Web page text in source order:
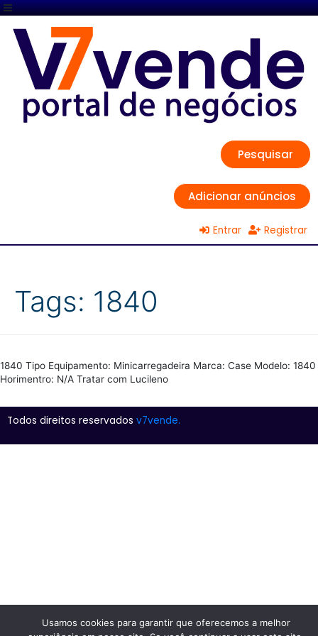
Pesquisar
Adicionar anúncios
Entrar Registrar
Tags: 1840
1840 Tipo Equipamento: Minicarregadeira Marca: Case Modelo: 1840
Horimentro: N/A Tratar com Lucileno
Todos direitos reservados v7vende.
Usamos cookies para garantir que oferecemos a melhor